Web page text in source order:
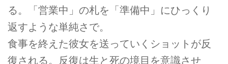
る。「営業中」の札を「準備中」にひっくり
返すような単純さで。
食事を終えた彼女を送っていくショットが反
復される。反復は生と死の境目を意識させ